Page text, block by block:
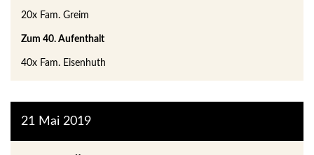
20x Fam. Greim
Zum 40. Aufenthalt
40x Fam. Eisenhuth
2019
21 Mai